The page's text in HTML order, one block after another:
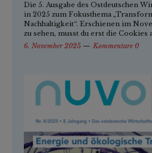
Die 5. Ausgabe des Ostdeutschen
in 2025 zum Fokusthema
Nachhaltigkeit“. Erschienen im
zu sehen, musst du erst die Cookies
6. November 2025
Kommentare 0